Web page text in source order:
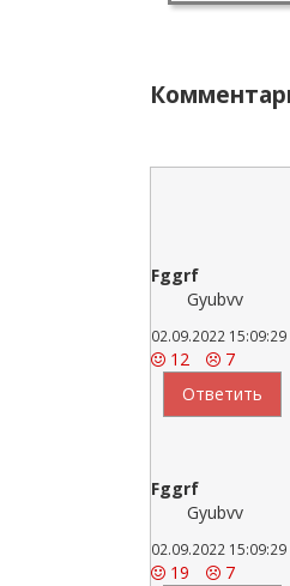
Fggrf
Gyubvv
02.09.2022 15:09:29
12
7
Ответить
Fggrf
Gyubvv
02.09.2022 15:09:29
19
7